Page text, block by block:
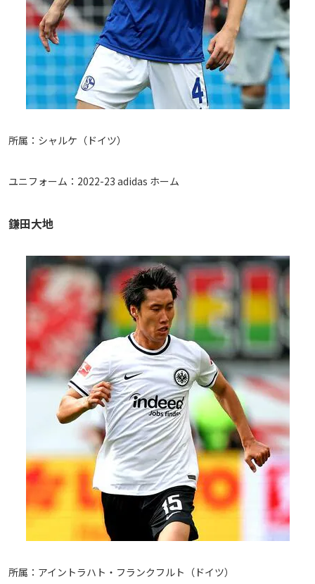
所属：シャルケ（ドイツ）
ユニフォーム：2022-23 adidas ホーム
鎌田大地
所属：アイントラハト・フランクフルト（ドイツ）